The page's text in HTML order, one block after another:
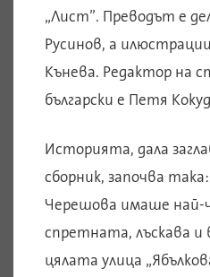
„Лист”. Преводът е
Русинов, а
Кънева. Редактор на
български е Петя
Историята, дала
сборник, започва
Черешова имаше
спретната, лъскава и
цялата улица